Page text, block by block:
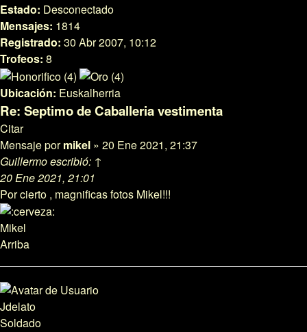
Estado: Desconectado
Mensajes: 1814
Registrado: 30 Abr 2007, 10:12
Trofeos: 8
Ubicación: Euskalherria
Re: Septimo de Caballeria vestimenta
Citar
Mensajepormikel » 20 Ene 2021, 21:37
Guillermoescribió: ↑
20 Ene 2021, 21:01
Por cierto , magnificas fotos Mikel!!!
Mikel
Arriba
Jdelato
Soldado